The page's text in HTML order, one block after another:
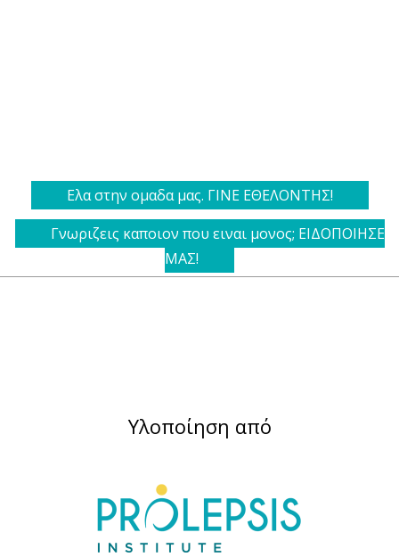
Ελα στην ομαδα μας. ΓΙΝΕ ΕΘΕΛΟΝΤΗΣ!
Γνωριζεις καποιον που ειναι μονος; ΕΙΔΟΠΟΙΗΣΕ
ΜΑΣ!
Υλοποίηση από